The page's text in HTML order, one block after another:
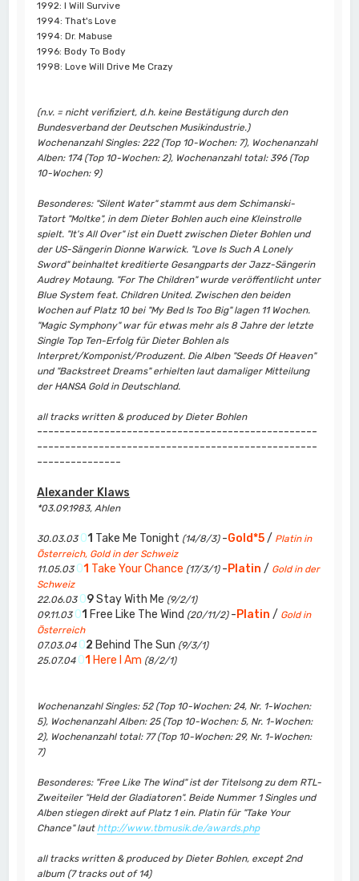
1992: I Will Survive
1994: That's Love
1994: Dr. Mabuse
1996: Body To Body
1998: Love Will Drive Me Crazy
(n.v. = nicht verifiziert, d.h. keine Bestätigung durch den
Bundesverband der Deutschen Musikindustrie.)
Wochenanzahl Singles: 222 (Top 10-Wochen: 7), Wochenanzahl
Alben: 174 (Top 10-Wochen: 2), Wochenanzahl total: 396 (Top
10-Wochen: 9)
Besonderes: "Silent Water" stammt aus dem Schimanski-
Tatort "Moltke", in dem Dieter Bohlen auch eine Kleinstrolle
spielt. "It's All Over" ist ein Duett zwischen Dieter Bohlen und
der US-Sängerin Dionne Warwick. "Love Is Such A Lonely
Sword" beinhaltet kreditierte Gesangparts der Jazz-Sängerin
Audrey Motaung. "For The Children" wurde veröffentlicht unter
Blue System feat. Children United. Zwischen den beiden
Wochen auf Platz 10 bei "My Bed Is Too Big" lagen 11 Wochen.
"Magic Symphony" war für etwas mehr als 8 Jahre der letzte
Single Top Ten-Erfolg für Dieter Bohlen als
Interpret/Komponist/Produzent. Die Alben "Seeds Of Heaven"
und "Backstreet Dreams" erhielten laut damaliger Mitteilung
der HANSA Gold in Deutschland.
all tracks written & produced by Dieter Bohlen
--------------------------------------------------
--------------------------------------------------
---------------
Alexander Klaws
*03.09.1983, Ahlen
30.03.03 01 Take Me Tonight (14/8/3)-Gold*5/ Platin in
Österreich, Gold in der Schweiz
11.05.03 01 Take Your Chance (17/3/1)-Platin / Gold in der
Schweiz
22.06.03 09Stay With Me (9/2/1)
09.11.03 01 Free Like The Wind (20/11/2)-Platin / Gold in
Österreich
07.03.04 02 Behind The Sun (9/3/1)
25.07.04 01 Here I Am (8/2/1)
Wochenanzahl Singles: 52 (Top 10-Wochen: 24, Nr. 1-Wochen:
5), Wochenanzahl Alben: 25 (Top 10-Wochen: 5, Nr. 1-Wochen:
2), Wochenanzahl total: 77 (Top 10-Wochen: 29, Nr. 1-Wochen:
7)
Besonderes: "Free Like The Wind" ist der Titelsong zu dem RTL-
Zweiteiler "Held der Gladiatoren". Beide Nummer 1 Singles und
Alben stiegen direkt auf Platz 1 ein. Platin für "Take Your
Chance" laut http://www.tbmusik.de/awards.php
all tracks written & produced by Dieter Bohlen, except 2nd
album (7 tracks out of 14)